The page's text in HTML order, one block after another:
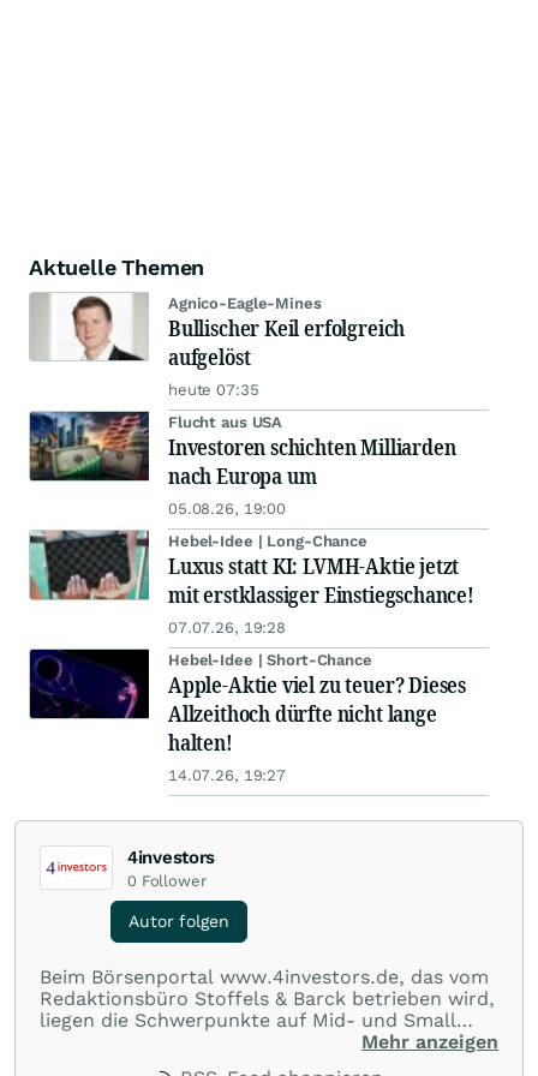
Aktuelle Themen
Agnico-Eagle-Mines
Bullischer Keil erfolgreich
aufgelöst
heute 07:35
Flucht aus USA
Investoren schichten Milliarden
nach Europa um
05.08.26, 19:00
Hebel-Idee | Long-Chance
Luxus statt KI: LVMH-Aktie jetzt
mit erstklassiger Einstiegschance!
07.07.26, 19:28
Hebel-Idee | Short-Chance
Apple-Aktie viel zu teuer? Dieses
Allzeithoch dürfte nicht lange
halten!
14.07.26, 19:27
4investors
0 Follower
Autor folgen
Beim Börsenportal www.4investors.de, das vom
Redaktionsbüro Stoffels & Barck betrieben wird,
liegen die Schwerpunkte auf Mid- und Small
Caps aus dem deutschsprachigen Raum. Der
Mehr anzeigen